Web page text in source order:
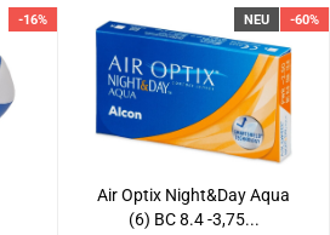
-16% NEU -60%
Air Optix Night&Day Aqua
(6) BC 8.4 -3,75...